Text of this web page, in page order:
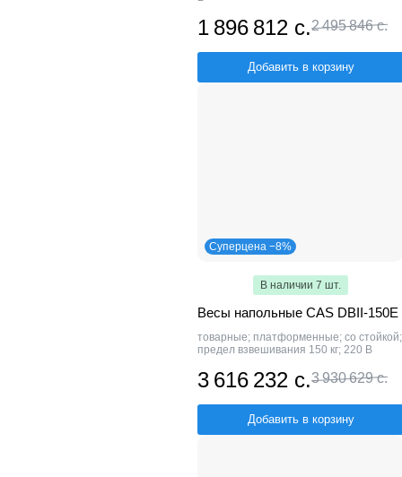
1 896 812 с.2 495 846 с.
Добавить в корзину
Суперцена −8%
В наличии 7 шт.
Весы напольные CAS DBII-150E
товарные; платформенные; со стойкой;
предел взвешивания 150 кг; 220 В
3 616 232 с.3 930 629 с.
Добавить в корзину